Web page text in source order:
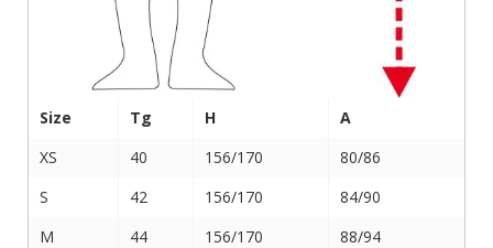
Size Tg H
A
XS
40 156/170
80/86
S
42 156/170
84/90
M
44 156/170
88/94